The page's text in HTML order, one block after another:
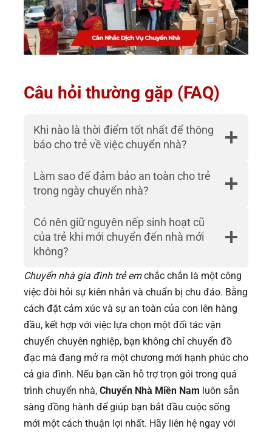
Câu hỏi thường gặp (FAQ)
Khi nào là thời điểm tốt nhất để thông
báo cho trẻ về việc chuyển nhà?
Làm sao để đảm bảo an toàn cho trẻ
trong ngày chuyển nhà?
Có nên giữ nguyên nếp sinh hoạt cũ
của trẻ khi mới chuyển đến nhà mới
không?
Chuyển nhà gia đình trẻ emchắc chắn là một công
việc đòi hỏi sự kiên nhẫn và chuẩn bị chu đáo. Bằng
cách đặt cảm xúc và sự an toàn của con lên hàng
đầu, kết hợp với việc lựa chọn một đối tác vận
chuyển chuyên nghiệp, bạn không chỉ chuyển đồ
đạc mà đang mở ra một chương mới hạnh phúc cho
cả gia đình. Nếu bạn cần hỗ trợ trọn gói trong quá
trình chuyển nhà, Chuyển Nhà Miền Nam luôn sẵn
sàng đồng hành để giúp bạn bắt đầu cuộc sống
mới một cách thuận lợi nhất. Hãy liên hệ ngay với